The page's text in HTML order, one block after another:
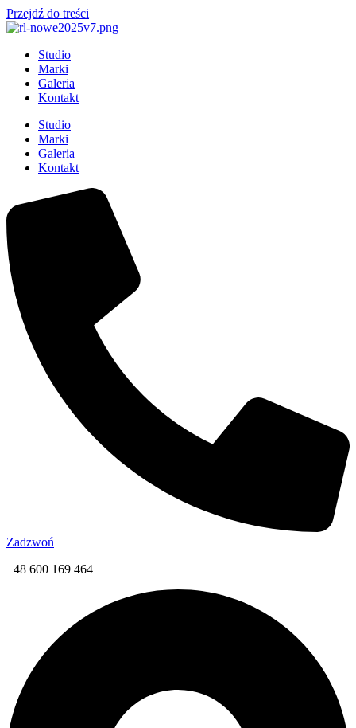
Przejdź do treści
Studio
Marki
Galeria
Kontakt
Studio
Marki
Galeria
Kontakt
Zadzwoń
+48 600 169 464